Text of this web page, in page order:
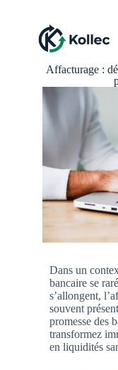
Affacturage :
Dans un
bancaire se
s’allongent,
souvent
promesse des
transformez
en liquidités